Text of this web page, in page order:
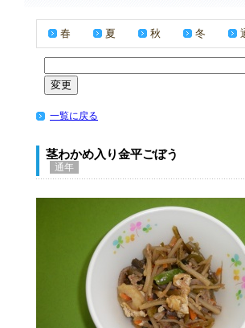
春 夏 秋 冬
一覧に戻る
茎わかめ入り金平ごぼう
通年